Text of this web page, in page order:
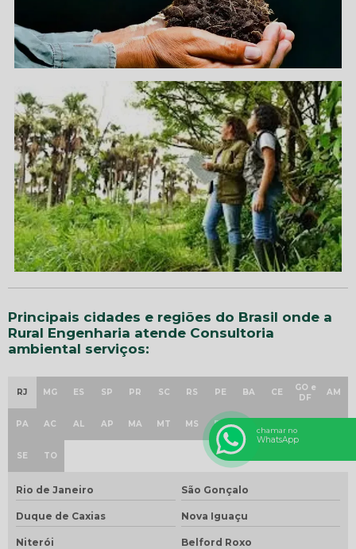
Principais cidades e regiões do Brasil onde a
Rural Engenharia atende Consultoria
ambiental serviços:
RJ MG ES SP PR SC RS PE BA CE
GO e
DF
AM
PA AC AL AP MA MT MS PB
SE TO
Rio de Janeiro São Gonçalo
Duque de Caxias Nova Iguaçu
Niterói Belford Roxo
chamar no
WhatsApp